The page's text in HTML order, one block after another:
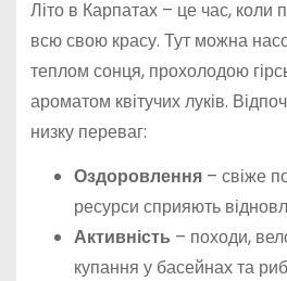
Літо в Карпатах – це час, коли
всю свою красу. Тут можна
теплом сонця, прохолодою
ароматом квітучих луків.
низку переваг:
Оздоровлення– свіже
ресурси сприяють
Активність – походи,
купання у басейнах та